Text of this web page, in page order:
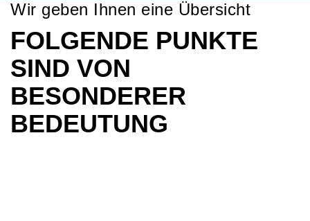
Wir geben Ihnen eine Übersicht
FOLGENDE PUNKTE
SIND VON
BESONDERER
BEDEUTUNG